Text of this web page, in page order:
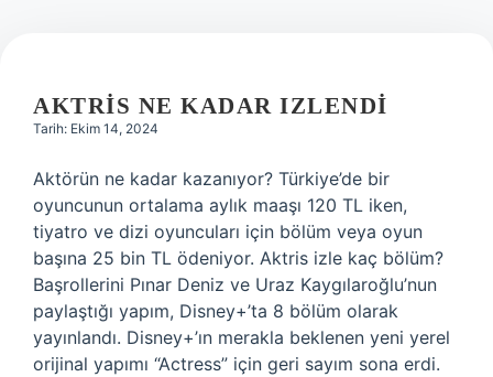
AKTRIS NE KADAR IZLENDI
Tarih: Ekim 14, 2024
Aktörün ne kadar kazanıyor? Türkiye’de bir
oyuncunun ortalama aylık maaşı 120 TL iken,
tiyatro ve dizi oyuncuları için bölüm veya oyun
başına 25 bin TL ödeniyor. Aktris izle kaç bölüm?
Başrollerini Pınar Deniz ve Uraz Kaygılaroğlu’nun
paylaştığı yapım, Disney+’ta 8 bölüm olarak
yayınlandı. Disney+’ın merakla beklenen yeni yerel
orijinal yapımı “Actress” için geri sayım sona erdi.